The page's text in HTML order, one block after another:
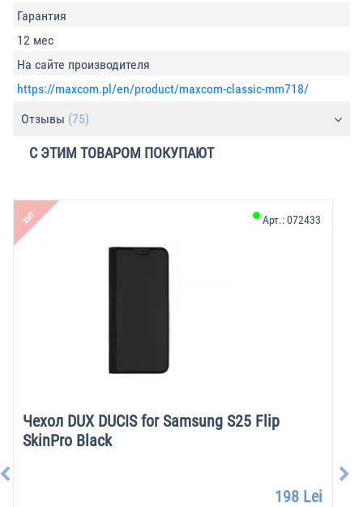
Гарантия
12 мес
На сайте производителя
https://maxcom.pl/en/product/maxcom-classic-mm718/
Отзывы (75)
С ЭТИМ ТОВАРОМ ПОКУПАЮТ
ХИТ
Чехол DUX DUCIS for Samsung S25 Flip
SkinPro Black
Арт.:072433
198 Lei